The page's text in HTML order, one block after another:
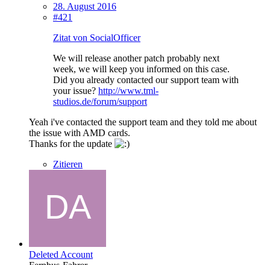
28. August 2016
#421
Zitat von SocialOfficer
We will release another patch probably next
week, we will keep you informed on this case.
Did you already contacted our support team with
your issue? http://www.tml-
studios.de/forum/support
Yeah i've contacted the support team and they told me about
the issue with AMD cards.
Thanks for the update
Zitieren
Deleted Account